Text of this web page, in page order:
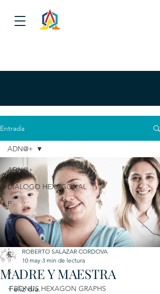
Entrada
ADN@+
DIALOGO HEXAGONAL
P
A
C
E
S
+ BONUS HEXAGON GRAPHS
ADN@+
MADRE Y MAESTRA
ROBERTO SALAZAR CORDOVA
10 may 3 min de lectura
Feliz día.